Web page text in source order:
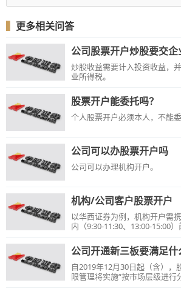
▍ 更多相关问答
公司股票开户炒股要交
炒股收益需要计入投资收益，
业所得税。
股票开户能委托吗？
个人股票开户必须本人，不能委
公司可以办股票开户吗
公司可以办理机构开户。
机构/公司客户股票开户
以华西证券为例，机构开户需
内（9:30-11:30、13:00-15:00
公司开通新三板要满足什
自2019年12月30日起（含），
限管理将实施“按市场层级进行